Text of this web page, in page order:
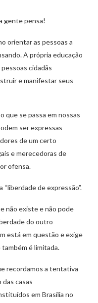
gente pensa!
orientar as pessoas a
A própria educação
cidadãs
e manifestar seus
que se passa em nossas
ser expressas
de um certo
e merecedoras de
ofensa.
de expressão”.
não existe e não pode
do outro
está em questão e exige
é limitada.
recordamos a tentativa
casas
em Brasília no